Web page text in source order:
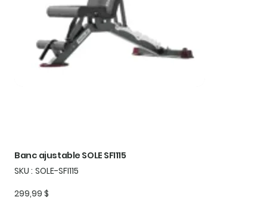
Banc ajustable SOLE SFI115
SKU : SKU
SOLE-
SOLE-SFI115
Prix
299,99 $